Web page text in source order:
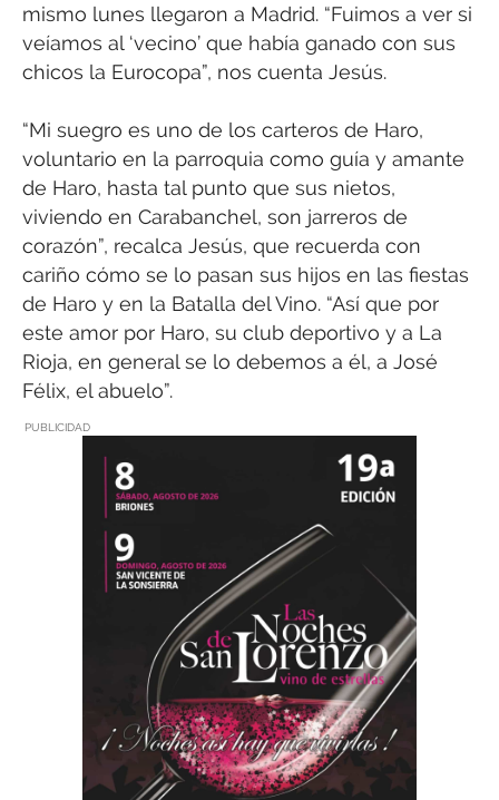
mismo lunes llegaron a Madrid. “Fuimos a ver si
veíamos al ‘vecino’ que había ganado con sus
chicos la Eurocopa”, nos cuenta Jesús.
“Mi suegro es uno de los carteros de Haro,
voluntario en la parroquia como guía y amante
de Haro, hasta tal punto que sus nietos,
viviendo en Carabanchel, son jarreros de
corazón”, recalca Jesús, que recuerda con
cariño cómo se lo pasan sus hijos en las fiestas
de Haro y en la Batalla del Vino. “Así que por
este amor por Haro, su club deportivo y a La
Rioja, en general se lo debemos a él, a José
Félix, el abuelo”.
PUBLICIDAD